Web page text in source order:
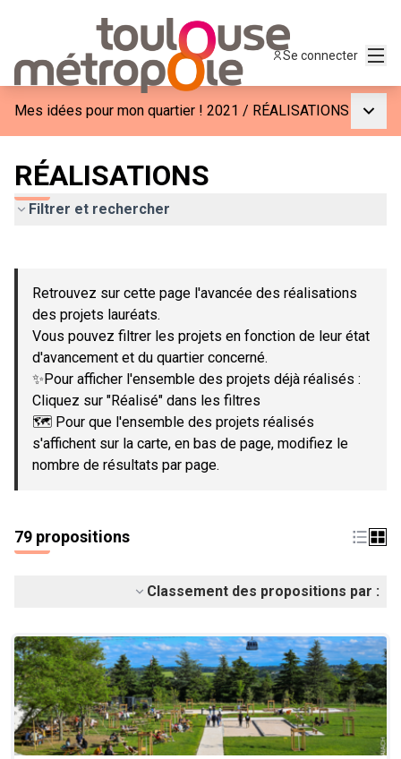
Se connecter
Mes idées pour mon quartier ! 2021 / RÉALISATIONS
RÉALISATIONS
Filtrer et rechercher
−
Retrouvez sur cette page l'avancée des réalisations
des projets lauréats.
Vous pouvez filtrer les projets en fonction de leur état
d'avancement et du quartier concerné.
✨Pour afficher l'ensemble des projets déjà réalisés :
Cliquez sur "Réalisé" dans les filtres
🗺️ Pour que l'ensemble des projets réalisés
s'affichent sur la carte, en bas de page, modifiez le
nombre de résultats par page.
79 propositions
Classement des propositions par :